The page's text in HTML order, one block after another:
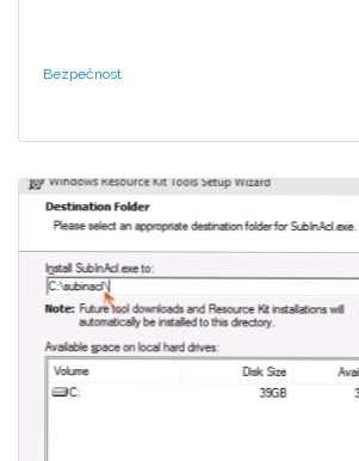
Bezpečnost